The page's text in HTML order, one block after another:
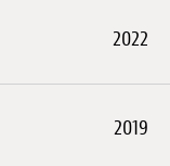
2022
2019